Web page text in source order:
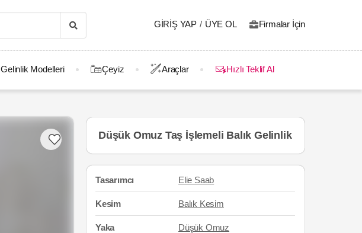
GIRIŞ YAP / ÜYE OL Firmalar İçin
Gelinlik Modelleri Çeyiz Araçlar Hızlı Teklif Al
Düşük Omuz Taş İşlemeli Balık Gelinlik
Tasarımcı Elie Saab
Kesim Balık Kesim
Yaka Düşük Omuz